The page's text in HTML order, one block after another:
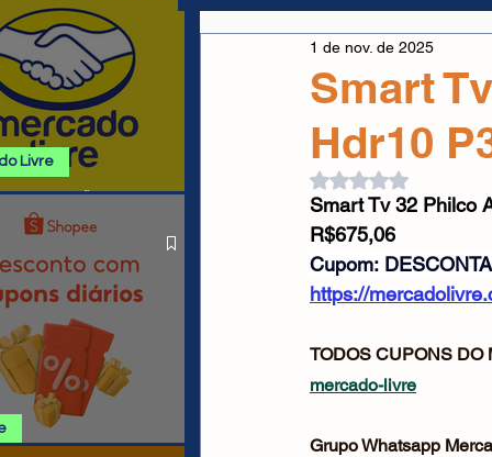
PROMOÇÕES
LIVRE
Livre
Magazine Luiza Hardware
Smartphones
Cabos USB Carregadores
Smart
Hdr10
1 de nov. de 2025
Avaliado com NaN
Smart Tv 32 Philco
R$675,06
Cupom:
https://
TODOS CUPONS DO
mercado-livre
Grupo Whatsapp